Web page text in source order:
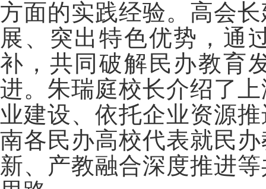
方面的实践经验。高会
展、突出特色优势，通
补，共同破解民办教育
进。朱瑞庭校长介绍了
业建设、依托企业资源
南各民办高校代表就民
新、产教融合深度推进